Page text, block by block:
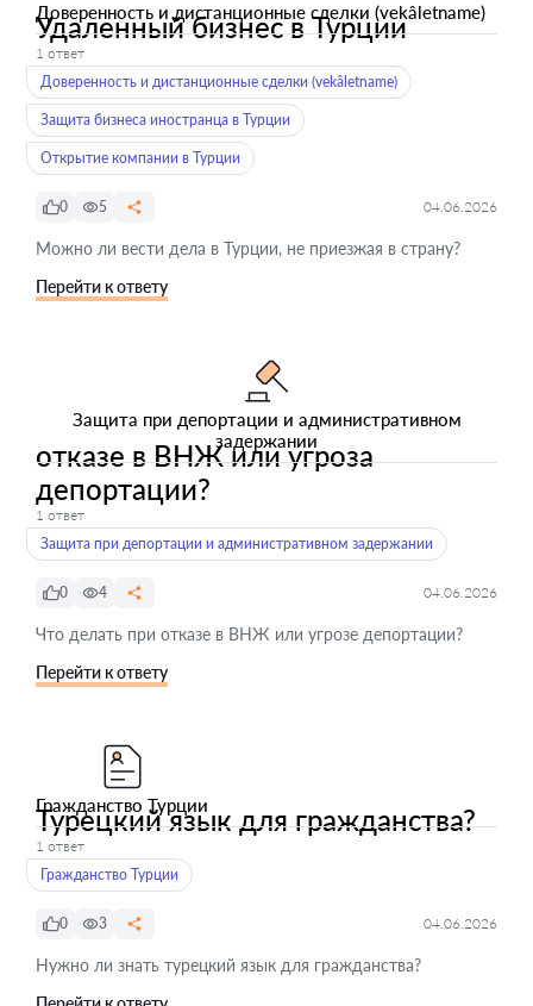
Доверенность и дистанционные сделки (vekâletname)
Удаленный бизнес в Турции
1 ответ
Доверенность и дистанционные сделки (vekâletname)
Защита бизнеса иностранца в Турции
Открытие компании в Турции
0 5 04.06.2026
Можно ли вести дела в Турции, не приезжая в страну?
Перейти к ответу
Защита при депортации и административном
задержании
отказе в ВНЖ или угроза
депортации?
1 ответ
Защита при депортации и административном задержании
0 4 04.06.2026
Что делать при отказе в ВНЖ или угрозе депортации?
Перейти к ответу
Гражданство Турции
Турецкий язык для гражданства?
1 ответ
Гражданство Турции
0 3 04.06.2026
Нужно ли знать турецкий язык для гражданства?